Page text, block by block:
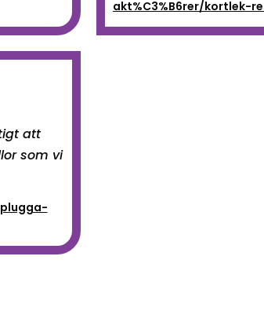
akt%C3%B6rer/kortlek-
att
som vi